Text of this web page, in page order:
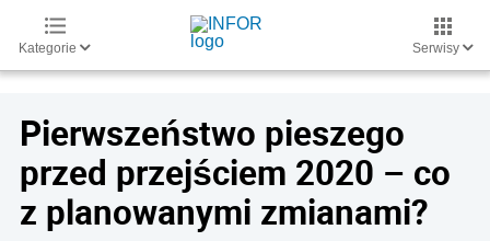
Kategorie Serwisy
Pierwszeństwo pieszego
przed przejściem 2020 – co
z planowanymi zmianami?